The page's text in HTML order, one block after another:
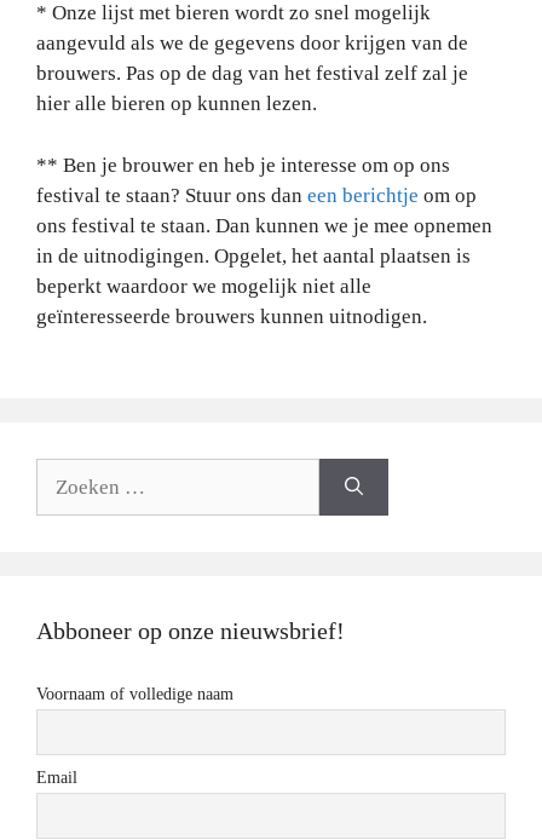
* Onze lijst met bieren wordt zo snel mogelijk
aangevuld als we de gegevens door krijgen van de
brouwers. Pas op de dag van het festival zelf zal je
hier alle bieren op kunnen lezen.
** Ben je brouwer en heb je interesse om op ons
festival te staan? Stuur ons dan een berichtje om op
ons festival te staan. Dan kunnen we je mee opnemen
in de uitnodigingen. Opgelet, het aantal plaatsen is
beperkt waardoor we mogelijk niet alle
geïnteresseerde brouwers kunnen uitnodigen.
Abboneer op onze nieuwsbrief!
Voornaam of volledige naam
Email